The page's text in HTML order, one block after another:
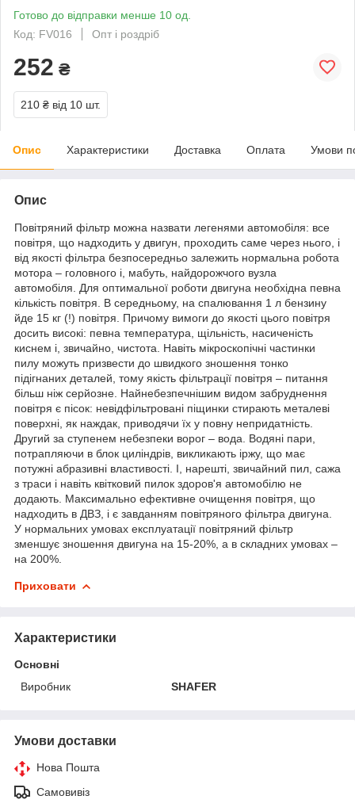
Готово до відправки менше 10 од.
Код: FV016
Опт і роздріб
252 ₴
210 ₴ від 10 шт.
Опис Характеристики Доставка Оплата Умови
Опис
Повітряний фільтр можна назвати легенями автомобіля: все
повітря, що надходить у двигун, проходить саме через нього, і
від якості фільтра безпосередньо залежить нормальна робота
мотора – головного і, мабуть, найдорожчого вузла
автомобіля. Для оптимальної роботи двигуна необхідна певна
кількість повітря. В середньому, на спалювання 1 л бензину
йде 15 кг (!) повітря. Причому вимоги до якості цього повітря
досить високі: певна температура, щільність, насиченість
киснем і, звичайно, чистота. Навіть мікроскопічні частинки
пилу можуть призвести до швидкого зношення тонко
підігнаних деталей, тому якість фільтрації повітря – питання
більш ніж серйозне. Найнебезпечнішим видом забруднення
повітря є пісок: невідфільтровані піщинки стирають металеві
поверхні, як наждак, приводячи їх у повну непридатність.
Другий за ступенем небезпеки ворог – вода. Водяні пари,
потрапляючи в блок циліндрів, викликають іржу, що має
потужні абразивні властивості. І, нарешті, звичайний пил, сажа
з траси і навіть квітковий пилок здоров'я автомобілю не
додають. Максимально ефективне очищення повітря, що
надходить в ДВЗ, і є завданням повітряного фільтра двигуна.
У нормальних умовах експлуатації повітряний фільтр
зменшує зношення двигуна на 15-20%, а в складних умовах –
на 200%.
Приховати
Характеристики
Основні
Виробник
SHAFER
Умови доставки
Нова Пошта
Самовивіз